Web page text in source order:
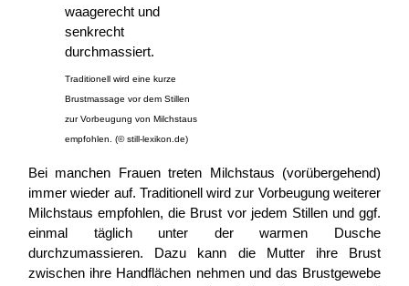
Traditionell wird eine kurze
Brustmassage vor dem Stillen
zur Vorbeugung von Milchstaus
empfohlen. (© still-lexikon.de)
Bei manchen Frauen treten Milchstaus (vorübergehend)
immer wieder auf. Traditionell wird zur Vorbeugung weiterer
Milchstaus empfohlen, die Brust vor jedem Stillen und ggf.
einmal täglich unter der warmen Dusche
durchzumassieren. Dazu kann die Mutter ihre Brust
zwischen ihre Handflächen nehmen und das Brustgewebe